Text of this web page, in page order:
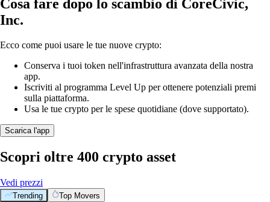
Cosa fare dopo lo scambio di CoreCivic,
Inc.
Ecco come puoi usare le tue nuove crypto:
Conserva i tuoi token nell'infrastruttura avanzata della nostra
app.
Iscriviti al programma Level Up per ottenere potenziali premi
sulla piattaforma.
Usa le tue crypto per le spese quotidiane (dove supportato).
Scarica l'app
Scopri oltre 400 crypto asset
Vedi prezzi
Trending Top Movers